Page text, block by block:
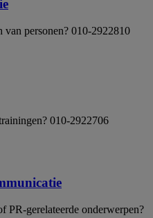
personen? 010-2922810
010-2922706
PR-gerelateerde onderwerpen?